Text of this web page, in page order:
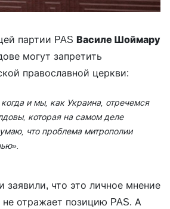
партии PAS Василе Шоймару
могут запретить
православной церкви:
и мы, как Украина, отречемся
которая на самом деле
что проблема митрополии
заявили, что это личное мнение
не отражает позицию PAS. А